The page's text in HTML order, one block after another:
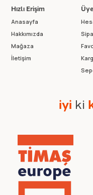
Hızlı Erişim
Anasayfa
Hakkımızda
Mağaza
İletişim
iyi ki